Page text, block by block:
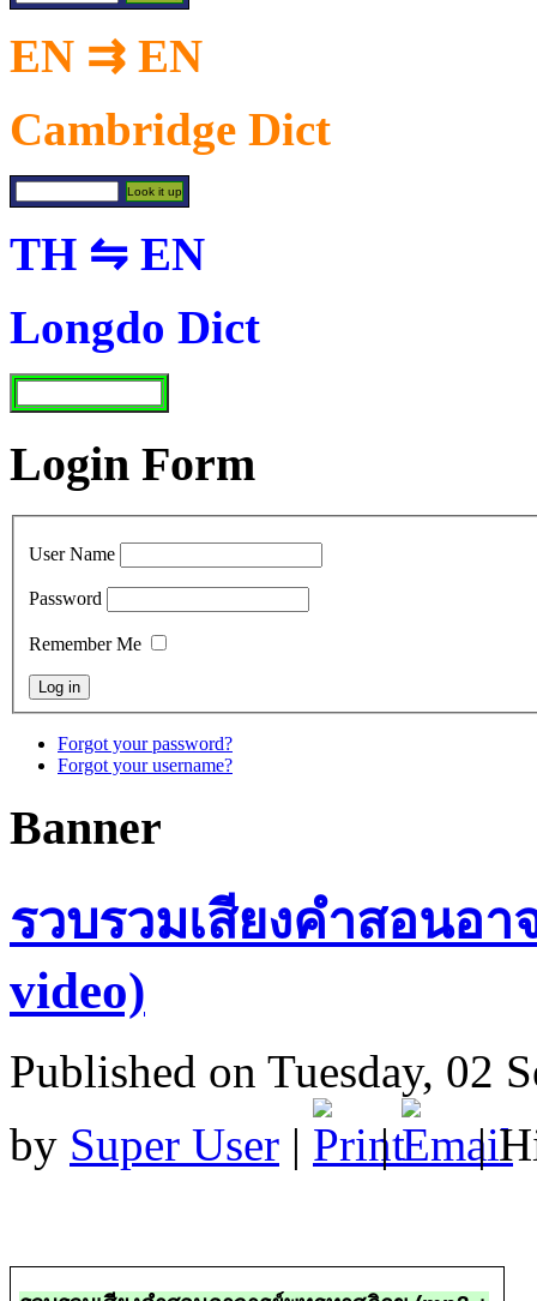
EN ⇉ EN
Cambridge Dict
TH ⇋ EN
Longdo Dict
Login Form
User Name
Password
Remember Me
Forgot your password?
Forgot your username?
Banner
รวบรวมเสียงคำสอนอ
video)
Published on Tuesday, 02
by Super User | | |